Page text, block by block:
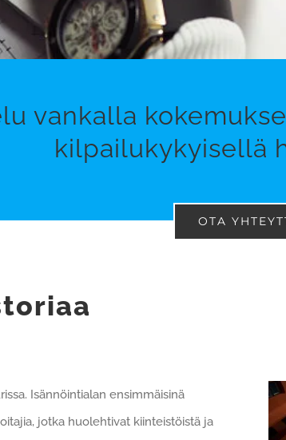
vankalla
kilpailukykyisellä
OTA
Isännöintialan ensimmäisinä
jotka huolehtivat kiinteistöistä ja